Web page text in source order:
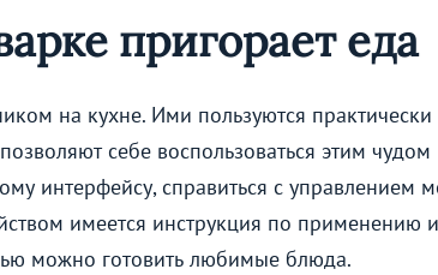
пригорает еда
на кухне. Ими пользуются практически
себе воспользоваться этим чудом
интерфейсу, справиться с управлением
имеется инструкция по применению и
можно готовить любимые блюда.